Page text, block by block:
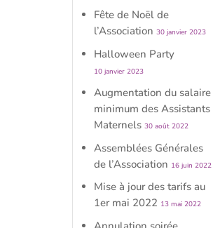
Fête de Noël de
l’Association 30 janvier 2023
Halloween Party
10 janvier 2023
Augmentation du salaire
minimum des Assistants
Maternels 30 août 2022
Assemblées Générales
de l’Association 16 juin 2022
Mise à jour des tarifs au
1er mai 2022 13 mai 2022